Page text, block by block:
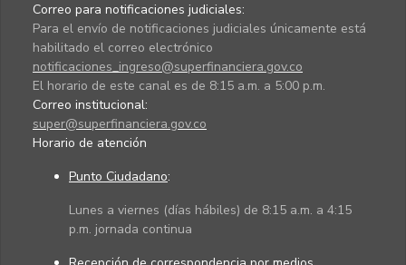
Correo para notificaciones judiciales:
Para el envío de notificaciones judiciales únicamente está
habilitado el correo electrónico
notificaciones_ingreso@superfinanciera.gov.co
El horario de este canal es de 8:15 a.m. a 5:00 p.m.
Correo institucional:
super@superfinanciera.gov.co
Horario de atención
Punto Ciudadano:
Lunes a viernes (días hábiles) de 8:15 a.m. a 4:15
p.m. jornada continua